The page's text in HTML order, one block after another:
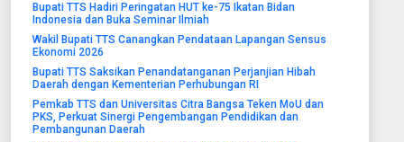
Bupati TTS Hadiri Peringatan HUT ke-75 Ikatan Bidan
Indonesia dan Buka Seminar Ilmiah
Wakil Bupati TTS Canangkan Pendataan Lapangan Sensus
Ekonomi 2026
Bupati TTS Saksikan Penandatanganan Perjanjian Hibah
Daerah dengan Kementerian Perhubungan RI
Pemkab TTS dan Universitas Citra Bangsa Teken MoU dan
PKS, Perkuat Sinergi Pengembangan Pendidikan dan
Pembangunan Daerah